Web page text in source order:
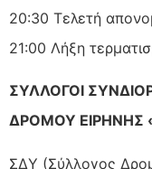
20:30 Τελετή
21:00 Λήξη
ΣΥΛΛΟΓΟΙ
ΔΡΟΜΟΥ ΕΙΡΗΝΗΣ
ΣΔΥ (Σύλλογος